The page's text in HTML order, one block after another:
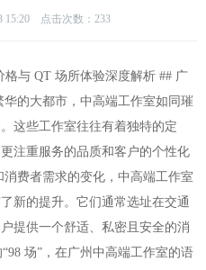
15:20 点击次数：233
格与 QT 场所体验深度解析 ## 广
的大都市，中高端工作室如同璀
这些工作室往往有着独特的定
注重服务的品质和客户的个性化
费者需求的变化，中高端工作室
新的提升。它们通常选址在交通
提供一个舒适、私密且安全的消
场”，在广州中高端工作室的语